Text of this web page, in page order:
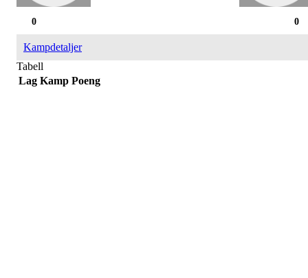
0
0
Kampdetaljer
Tabell
Lag Kamp Poeng